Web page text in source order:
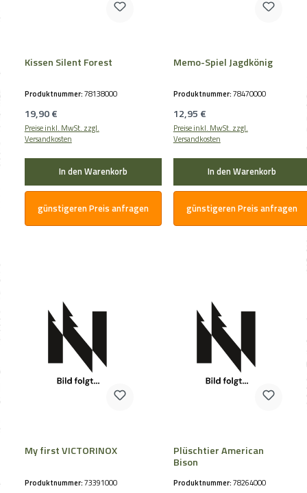
Kissen Silent Forest
Produktnummer:78138000
Regulärer Preis:
19,90 €
Preise inkl. MwSt. zzgl.
Versandkosten
In den Warenkorb
günstigeren Preis anfragen
Memo-Spiel Jagdkönig
Produktnummer:78470000
Regulärer Preis:
12,95 €
Preise inkl. MwSt. zzgl.
Versandkosten
In den Warenkorb
günstigeren Preis anfragen
My first VICTORINOX
Produktnummer:73391000
Plüschtier American
Bison
Produktnummer:78264000